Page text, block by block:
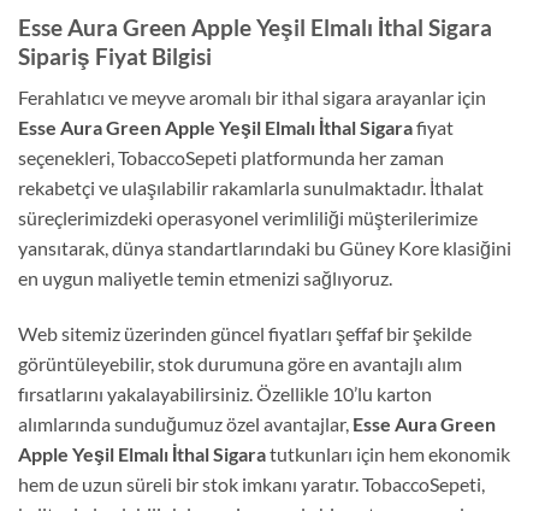
Esse Aura Green Apple Yeşil Elmalı İthal Sigara
Sipariş Fiyat Bilgisi
Ferahlatıcı ve meyve aromalı bir ithal sigara arayanlar için
Esse Aura Green Apple Yeşil Elmalı İthal Sigarafiyat
seçenekleri, TobaccoSepeti platformunda her zaman
rekabetçi ve ulaşılabilir rakamlarla sunulmaktadır. İthalat
süreçlerimizdeki operasyonel verimliliği müşterilerimize
yansıtarak, dünya standartlarındaki bu Güney Kore klasiğini
en uygun maliyetle temin etmenizi sağlıyoruz.
Web sitemiz üzerinden güncel fiyatları şeffaf bir şekilde
görüntüleyebilir, stok durumuna göre en avantajlı alım
fırsatlarını yakalayabilirsiniz. Özellikle 10’lu karton
alımlarında sunduğumuz özel avantajlar, Esse Aura Green
Apple Yeşil Elmalı İthal Sigaratutkunları için hem ekonomik
hem de uzun süreli bir stok imkanı yaratır. TobaccoSepeti,